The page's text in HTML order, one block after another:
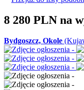
8 280 PLN na
Bydgoszcz, Okole